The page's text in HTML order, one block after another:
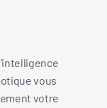
vous
votre